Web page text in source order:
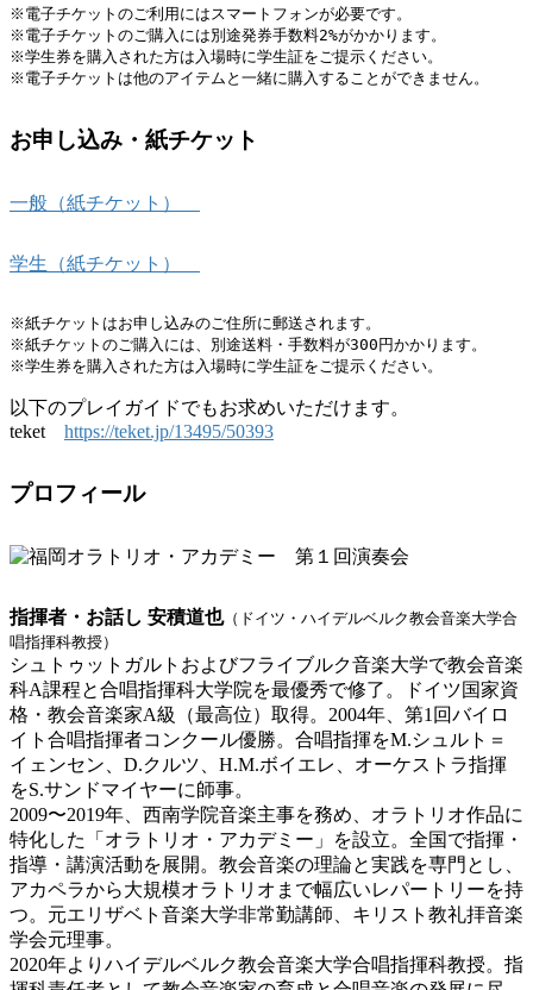
※電子チケットのご利用にはスマートフォンが必要です。
※電子チケットのご購入には別途発券手数料2%がかかります。
※学生券を購入された方は入場時に学生証をご提示ください。
※電子チケットは他のアイテムと一緒に購入することができません。
お申し込み・紙チケット
一般（紙チケット）
学生（紙チケット）
※紙チケットはお申し込みのご住所に郵送されます。
※紙チケットのご購入には、別途送料・手数料が300円かかります。
※学生券を購入された方は入場時に学生証をご提示ください。
以下のプレイガイドでもお求めいただけます。
teket https://teket.jp/13495/50393
プロフィール
指揮者・お話し 安積道也（ドイツ・ハイデルベルク教会音楽大学合
唱指揮科教授）
シュトゥットガルトおよびフライブルク音楽大学で教会音楽
科A課程と合唱指揮科大学院を最優秀で修了。ドイツ国家資
格・教会音楽家A級（最高位）取得。2004年、第1回バイロ
イト合唱指揮者コンクール優勝。合唱指揮をM.シュルト＝
イェンセン、D.クルツ、H.M.ボイエレ、オーケストラ指揮
をS.サンドマイヤーに師事。
2009〜2019年、西南学院音楽主事を務め、オラトリオ作品に
特化した「オラトリオ・アカデミー」を設立。全国で指揮・
指導・講演活動を展開。教会音楽の理論と実践を専門とし、
アカペラから大規模オラトリオまで幅広いレパートリーを持
つ。元エリザベト音楽大学非常勤講師、キリスト教礼拝音楽
学会元理事。
2020年よりハイデルベルク教会音楽大学合唱指揮科教授。指